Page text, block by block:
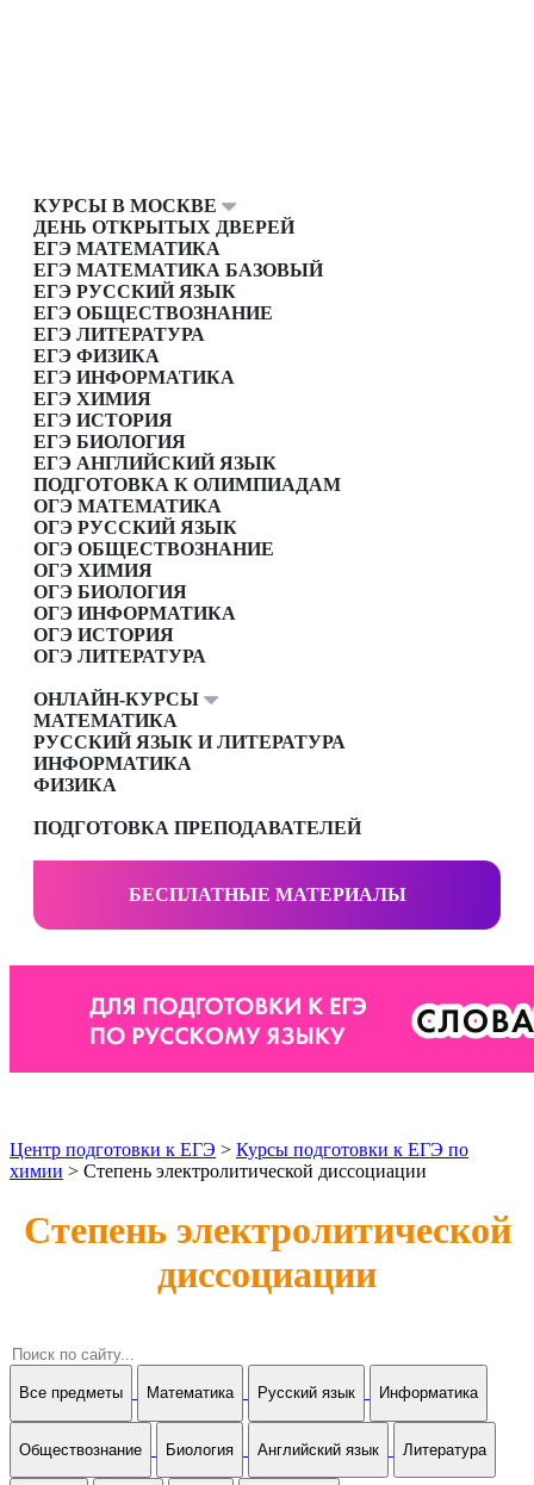
КУРСЫ В МОСКВЕ
ДЕНЬ ОТКРЫТЫХ ДВЕРЕЙ
ЕГЭ МАТЕМАТИКА
ЕГЭ МАТЕМАТИКА БАЗОВЫЙ
ЕГЭ РУССКИЙ ЯЗЫК
ЕГЭ ОБЩЕСТВОЗНАНИЕ
ЕГЭ ЛИТЕРАТУРА
ЕГЭ ФИЗИКА
ЕГЭ ИНФОРМАТИКА
ЕГЭ ХИМИЯ
ЕГЭ ИСТОРИЯ
ЕГЭ БИОЛОГИЯ
ЕГЭ АНГЛИЙСКИЙ ЯЗЫК
ПОДГОТОВКА К ОЛИМПИАДАМ
ОГЭ МАТЕМАТИКА
ОГЭ РУССКИЙ ЯЗЫК
ОГЭ ОБЩЕСТВОЗНАНИЕ
ОГЭ ХИМИЯ
ОГЭ БИОЛОГИЯ
ОГЭ ИНФОРМАТИКА
ОГЭ ИСТОРИЯ
ОГЭ ЛИТЕРАТУРА
ОНЛАЙН-КУРСЫ
МАТЕМАТИКА
РУССКИЙ ЯЗЫК И ЛИТЕРАТУРА
ИНФОРМАТИКА
ФИЗИКА
ПОДГОТОВКА ПРЕПОДАВАТЕЛЕЙ
БЕСПЛАТНЫЕ МАТЕРИАЛЫ
Центр подготовки к ЕГЭ > Курсы подготовки к ЕГЭ по
химии > Степень электролитической диссоциации
Степень электролитической
диссоциации
Все предметы Математика Русский язык Информатика
Обществознание Биология Английский язык Литература